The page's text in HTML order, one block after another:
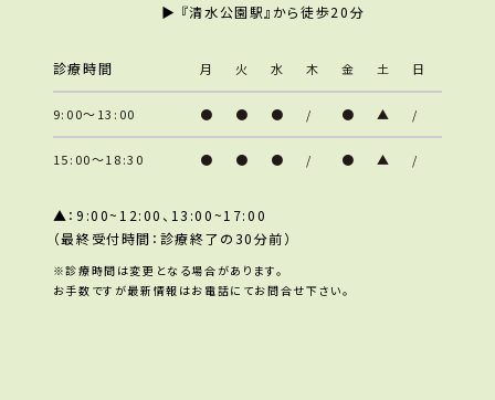
▶︎ 『清水公園駅』から徒歩20分
診療時間 月 火 水 木 金 土 日
9:00～13:00 ● ● ● / ● ▲ /
15:00～18:30 ● ● ● / ● ▲ /
▲：9:00~12:00、13:00~17:00
（最終受付時間：診療終了の30分前）
※診療時間は変更となる場合があります。
お手数ですが最新情報はお電話にてお問合せ下さい。